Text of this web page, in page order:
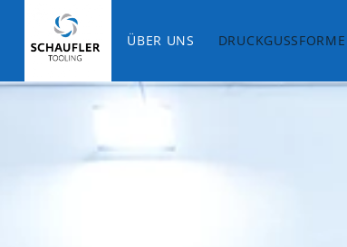
ÜBER UNS